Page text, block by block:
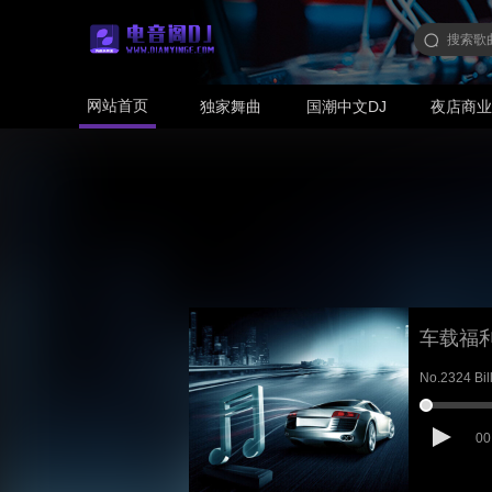
网站首页 独家舞曲 国潮中文DJ 夜店商
车载福
No.2324